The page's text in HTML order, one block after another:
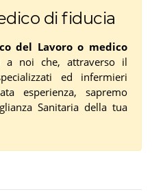
di fiducia
del Lavoro o medico
a noi che, attraverso il
ed infermieri
esperienza, sapremo
Sanitaria della tua